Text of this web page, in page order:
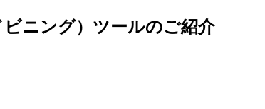
ニング）ツールのご紹介